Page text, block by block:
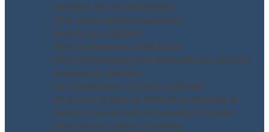
Decreto DM 01-02/09/2021
FAQ campi elettromagnetici
FAQ D.Lgs 231/2001
FAQ Formazione a Distanza
FAQ Movimentazione manuale dei carichi e
movimenti ripetitivi
FAQ Radiazioni Ottiche Artificiali
FAQ TESTO UNICO 81/2028 in materia di
Salute e Sicurezza nei Luoghi di Lavoro
FAQ Stress Lavoro Correlato